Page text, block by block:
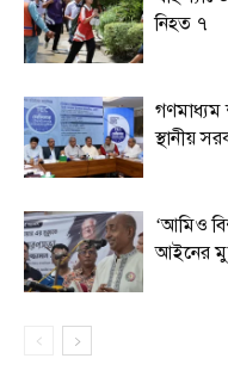
নিহত ৭
গণমাধ্যম
স্থানীয়
‘আমিও
আইনের